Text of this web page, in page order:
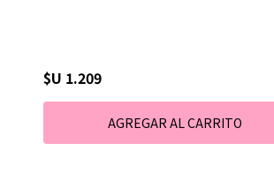
$U 1.209